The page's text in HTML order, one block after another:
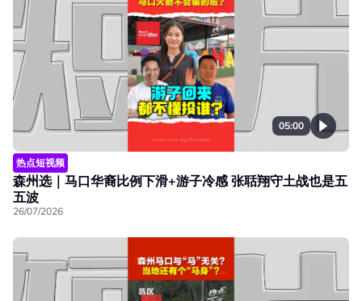
05:00
热点短视频
森州选｜马口华裔比例下滑+游子冷感 张聒翔守土战也是五
五波
26/07/2026